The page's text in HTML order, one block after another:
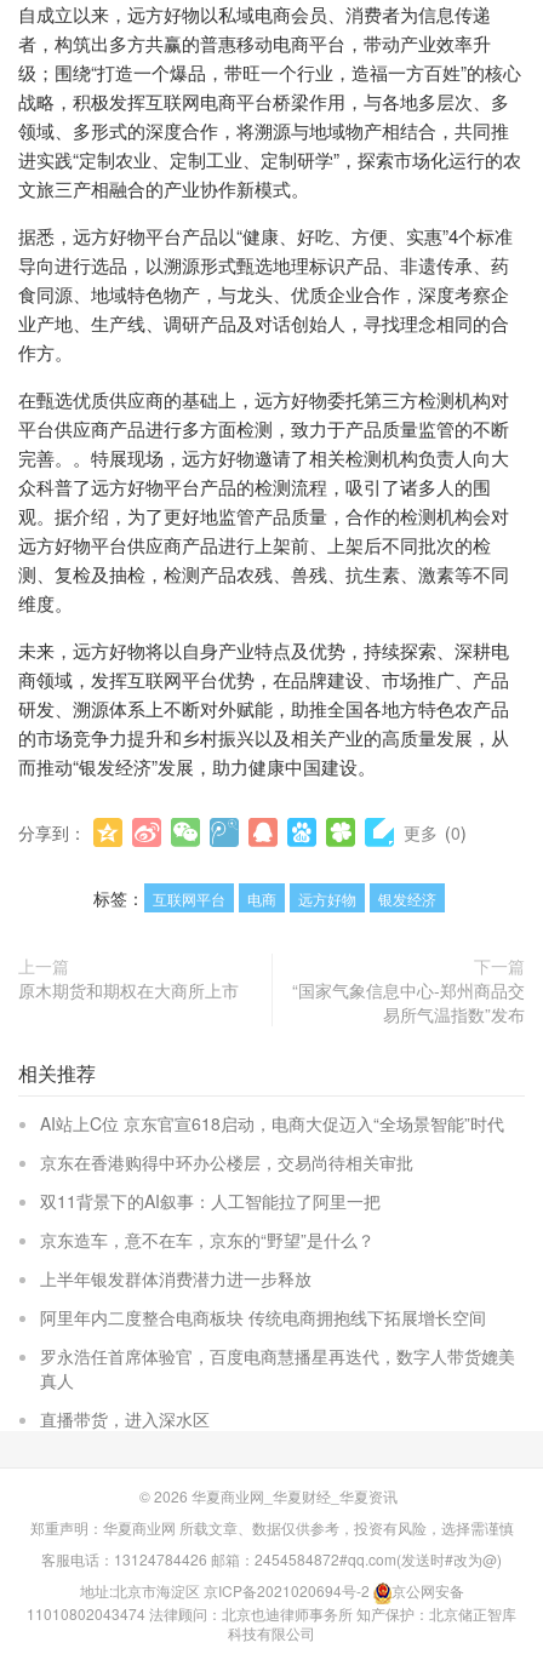
自成立以来，远方好物以私域电商会员、消费者为信息传递
者，构筑出多方共赢的普惠移动电商平台，带动产业效率升
级；围绕“打造一个爆品，带旺一个行业，造福一方百姓”的核心
战略，积极发挥互联网电商平台桥梁作用，与各地多层次、多
领域、多形式的深度合作，将溯源与地域物产相结合，共同推
进实践“定制农业、定制工业、定制研学”，探索市场化运行的农
文旅三产相融合的产业协作新模式。
据悉，远方好物平台产品以“健康、好吃、方便、实惠”4个标准
导向进行选品，以溯源形式甄选地理标识产品、非遗传承、药
食同源、地域特色物产，与龙头、优质企业合作，深度考察企
业产地、生产线、调研产品及对话创始人，寻找理念相同的合
作方。
在甄选优质供应商的基础上，远方好物委托第三方检测机构对
平台供应商产品进行多方面检测，致力于产品质量监管的不断
完善。。特展现场，远方好物邀请了相关检测机构负责人向大
众科普了远方好物平台产品的检测流程，吸引了诸多人的围
观。据介绍，为了更好地监管产品质量，合作的检测机构会对
远方好物平台供应商产品进行上架前、上架后不同批次的检
测、复检及抽检，检测产品农残、兽残、抗生素、激素等不同
维度。
未来，远方好物将以自身产业特点及优势，持续探索、深耕电
商领域，发挥互联网平台优势，在品牌建设、市场推广、产品
研发、溯源体系上不断对外赋能，助推全国各地方特色农产品
的市场竞争力提升和乡村振兴以及相关产业的高质量发展，从
而推动“银发经济”发展，助力健康中国建设。
分享到： 更多 (0)
标签： 互联网平台 电商 远方好物 银发经济
上一篇
原木期货和期权在大商所上市
下一篇
“国家气象信息中心-郑州商品交
易所气温指数”发布
相关推荐
AI站上C位 京东官宣618启动，电商大促迈入“全场景智能”时代
京东在香港购得中环办公楼层，交易尚待相关审批
双11背景下的AI叙事：人工智能拉了阿里一把
京东造车，意不在车，京东的“野望”是什么？
上半年银发群体消费潜力进一步释放
阿里年内二度整合电商板块 传统电商拥抱线下拓展增长空间
罗永浩任首席体验官，百度电商慧播星再迭代，数字人带货媲美
真人
直播带货，进入深水区
© 2026 华夏商业网_华夏财经_华夏资讯
郑重声明：华夏商业网 所载文章、数据仅供参考，投资有风险，选择需谨慎
客服电话：13124784426 邮箱：2454584872#qq.com(发送时#改为@)
地址:北京市海淀区 京ICP备2021020694号-2
京公网安备
11010802043474 法律顾问：北京也迪律师事务所知产保护：北京储正智库
科技有限公司